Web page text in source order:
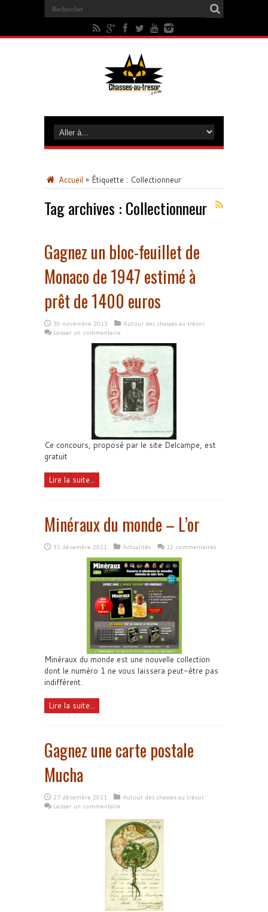
Accueil » Étiquette : Collectionneur
Tag archives : Collectionneur
Gagnez un bloc-feuillet de
Monaco de 1947 estimé à
prêt de 1400 euros
30 novembre 2013
Autour des chasses au trésor
Laisser un commentaire
Ce concours, proposé par le site Delcampe, est
gratuit
Lire la suite...
Minéraux du monde – L’or
31 décembre 2011 Actualités 12 commentaires
Minéraux du monde est une nouvelle collection
dont le numéro 1 ne vous laissera peut-être pas
indifférent.
Lire la suite...
Gagnez une carte postale
Mucha
27 décembre 2011
Autour des chasses au trésor
Laisser un commentaire